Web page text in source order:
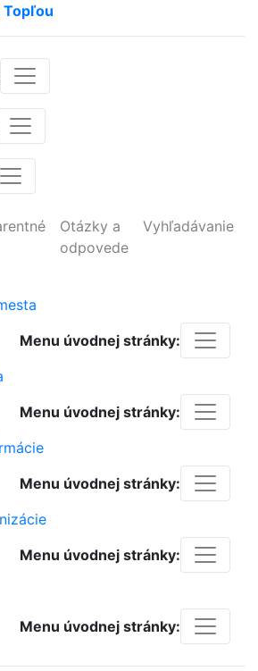
Topľou
Otázky a
odpovede
Vyhľadávanie
Menu úvodnej stránky:
Menu úvodnej stránky:
Menu úvodnej stránky:
Menu úvodnej stránky:
Menu úvodnej stránky: